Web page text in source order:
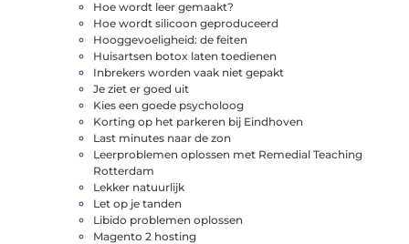
Hoe wordt leer gemaakt?
Hoe wordt silicoon geproduceerd
Hooggevoeligheid: de feiten
Huisartsen botox laten toedienen
Inbrekers worden vaak niet gepakt
Je ziet er goed uit
Kies een goede psycholoog
Korting op het parkeren bij Eindhoven
Last minutes naar de zon
Leerproblemen oplossen met Remedial Teaching
Rotterdam
Lekker natuurlijk
Let op je tanden
Libido problemen oplossen
Magento 2 hosting